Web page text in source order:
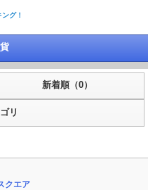
グ！
新着順（0）
リ
クエア